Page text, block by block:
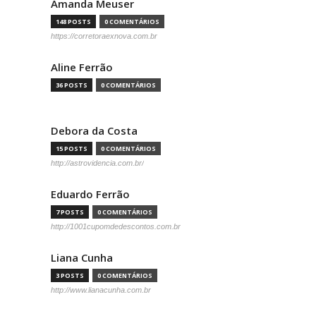
Amanda Meuser
148 POSTS 0 COMENTÁRIOS
https://corretoraexnova.com.br
Aline Ferrão
36 POSTS 0 COMENTÁRIOS
Debora da Costa
15 POSTS 0 COMENTÁRIOS
http://astrovidencia.com.br/
Eduardo Ferrão
7 POSTS 0 COMENTÁRIOS
http://1001cupomdedescontos.com.br
Liana Cunha
3 POSTS 0 COMENTÁRIOS
http://www.lianacunha.com.br